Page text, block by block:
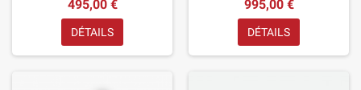
495,00 €
DÉTAILS
995,00 €
DÉTAILS